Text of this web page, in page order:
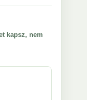
kapsz, nem